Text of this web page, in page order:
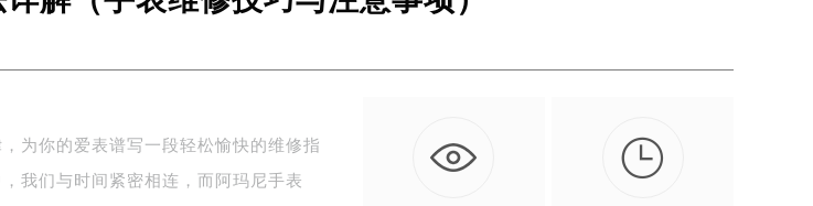
为你的爱表谱写一段轻松愉快的维修指
我们与时间紧密相连，而阿玛尼手表
